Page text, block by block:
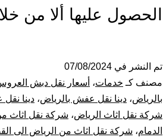
الحصول عليها ألا من
تم النشر في 07/08/2024
مصنف كـ خدمات، أسعار نقل دبش
بالرياض، دينا نقل عفش بالرياض، دينا
شركة نقل اثاث الرياض، شركة نقل اثاث
الدمام، شركة نقل اثاث من الرياض الى